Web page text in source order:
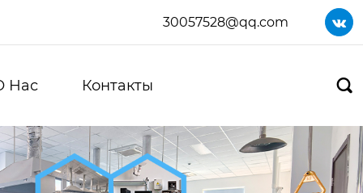
30057528@qq.com 
Нас Контакты 